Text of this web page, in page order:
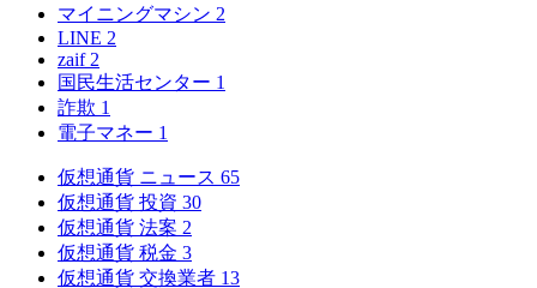
マイニングマシン 2
LINE 2
zaif 2
国民生活センター 1
詐欺 1
電子マネー 1
仮想通貨 ニュース 65
仮想通貨 投資 30
仮想通貨 法案 2
仮想通貨 税金 3
仮想通貨 交換業者 13